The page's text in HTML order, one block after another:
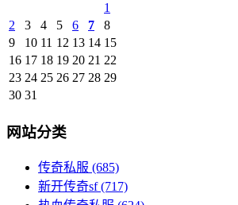
1
2
3 4 5 6 7
8
9
10 11 12 13 14 15
16 17 18 19 20 21 22
23 24 25 26 27 28 29
30 31
网站分类
传奇私服 (685)
新开传奇sf(717)